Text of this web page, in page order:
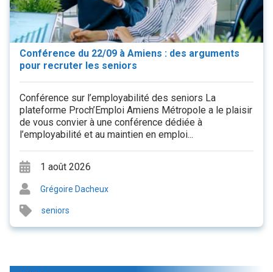
Conférence du 22/09 à Amiens : des arguments
pour recruter les seniors
Conférence sur l’employabilité des seniors La
plateforme Proch’Emploi Amiens Métropole a le plaisir
de vous convier à une conférence dédiée à
l’employabilité et au maintien en emploi...
1 août 2026
Grégoire Dacheux
seniors